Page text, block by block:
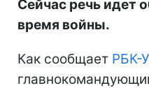
Сейчас речь идет
время войны.
Как сообщает РБК-